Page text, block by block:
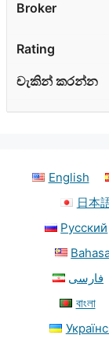
English
日本
Русский
فارسی
বাংলা